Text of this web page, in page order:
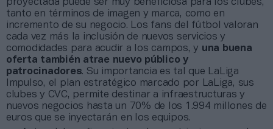
proyectada puede ser muy beneficiosa para los clubes,
tanto en términos de imagen y marca, como en
incremento de su negocio. Los fans del fútbol valoran
cada vez más la inclusión de nuevos servicios y
comodidades para acudir a los campos, y una buena
oferta también atrae nuevo público y
patrocinadores. Su importancia es tal que LaLiga
Impulso, el plan estratégico marcado por LaLiga, sus
clubes y CVC, permite destinar a infraestructuras y
nuevos negocios hasta un 70% de los 1.994 millones de
euros que se inyectarán en los equipos.